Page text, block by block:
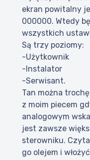
ekran powitalny
000000. Wtedy
wszystkich
Są trzy poziomy:
-Użytkownik
-Instalator
-Serwisant.
Tan można
z moim piecem
analogowym
jest zawsze
sterowniku.
go olejem i